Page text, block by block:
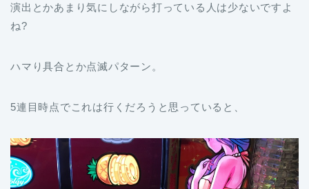
演出とかあまり気にしながら打っている人は少ないですよ
ね?
ハマり具合とか点滅パターン。
5連目時点でこれは行くだろうと思っていると、